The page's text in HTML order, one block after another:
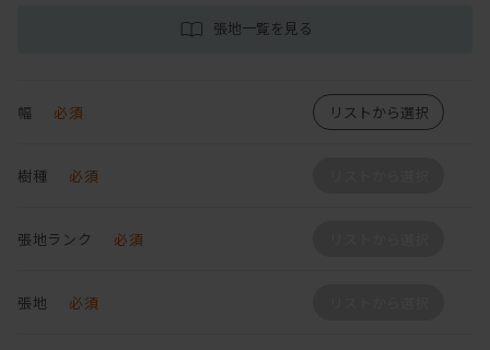
張地一覧を見る
幅 必須 リストから選択
樹種 必須
張地ランク 必須
張地 必須